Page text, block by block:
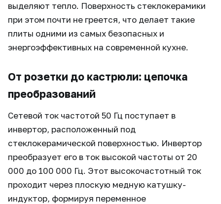
выделяют тепло. Поверхность стеклокерамики
при этом почти не греется, что делает такие
плиты одними из самых безопасных и
энергоэффективных на современной кухне.
От розетки до кастрюли: цепочка
преобразований
Сетевой ток частотой 50 Гц поступает в
инвертор, расположенный под
стеклокерамической поверхностью. Инвертор
преобразует его в ток высокой частоты от 20
000 до 100 000 Гц. Этот высокочастотный ток
проходит через плоскую медную катушку-
индуктор, формируя переменное